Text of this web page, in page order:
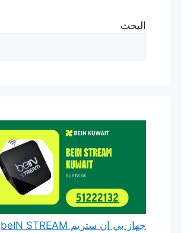
البحث
جهاز بي ان ستريم beIN STREAM